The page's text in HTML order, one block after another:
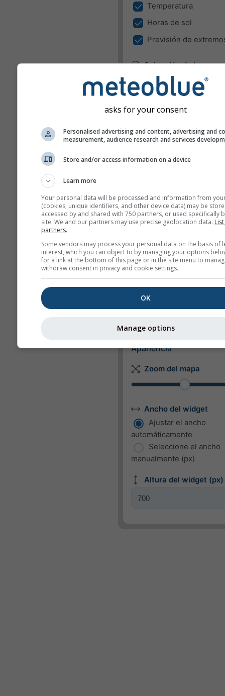
Temperatura
Horas de sol
Previsión de
Selección de lugar
El Widget puede mostrar el
en un lugar predefinido o
visitantes en su sitio.
Utilizar el lugar actual
Detectar lugar del
C
F
Métrico
Imperial
Velocidad del viento
m/s
Apariencia
Zoom del mapa
Ancho del widget
Ajustar el ancho
automáticamente
Seleccione el ancho
manualmente (px)
Altura del widget (px)
asks for your consent
Personalised advertising and content, advertising and
measurement, audience research and services
Store and/or access information on a device
Learn more
Your personal data will be processed and information from
(cookies, unique identifiers, and other device data) may be
accessed by and shared with 750 partners, or used specifically
site. We and our partners may use precise geolocation data.
partners.
Some vendors may process your personal data on the basis of
interest, which you can object to by managing your options
for a link at the bottom of this page or in the site menu to
withdraw consent in privacy and cookie settings.
OK
Manage options